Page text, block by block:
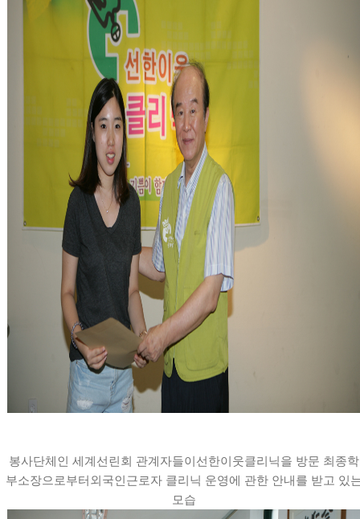
봉사단체인 세계선린회 관계자들이선한이웃클리닉을 방문 최종학
부소장으로부터외국인근로자 클리닉 운영에 관한 안내를 받고 있
모습